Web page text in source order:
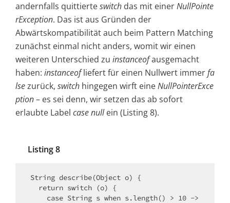
andernfalls quittierteswitch das mit einerNullPointe
rException. Das ist aus Gründen der
Abwärtskompatibilität auch beim Pattern Matching
zunächst einmal nicht anders, womit wir einen
weiteren Unterschied zu instanceofausgemacht
haben: instanceofliefert für einen Nullwert immerfa
lsezurück, switch hingegen wirft eineNullPointerExce
ption– es sei denn, wir setzen das ab sofort
erlaubte Label case nullein (Listing 8).
Listing 8
String describe(Object o) {